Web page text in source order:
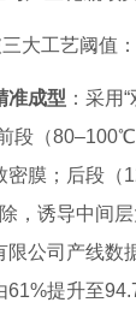
大工艺阈值：
准成型 ：采用
段（
密膜；后段（
，诱导中间
限公司产线数
61%提升至